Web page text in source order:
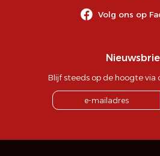
Volg ons op
Blijf steeds op de hoogte via